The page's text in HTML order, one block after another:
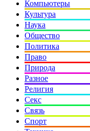
Компьютеры
Культура
Наука
Общество
Политика
Право
Природа
Разное
Религия
Секс
Связь
Спорт